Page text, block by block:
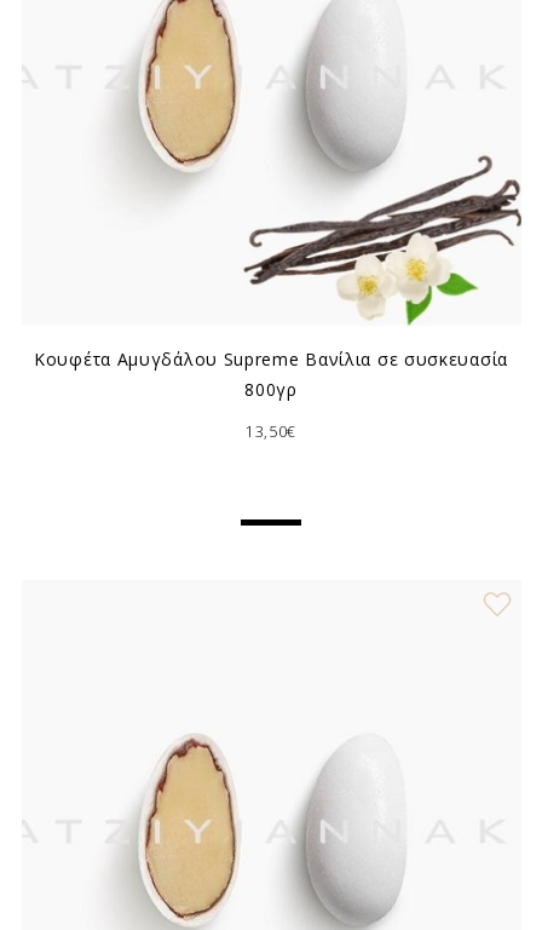
Κουφέτα Αμυγδάλου Supreme Βανίλια σε συσκευασία
800γρ
13,50€